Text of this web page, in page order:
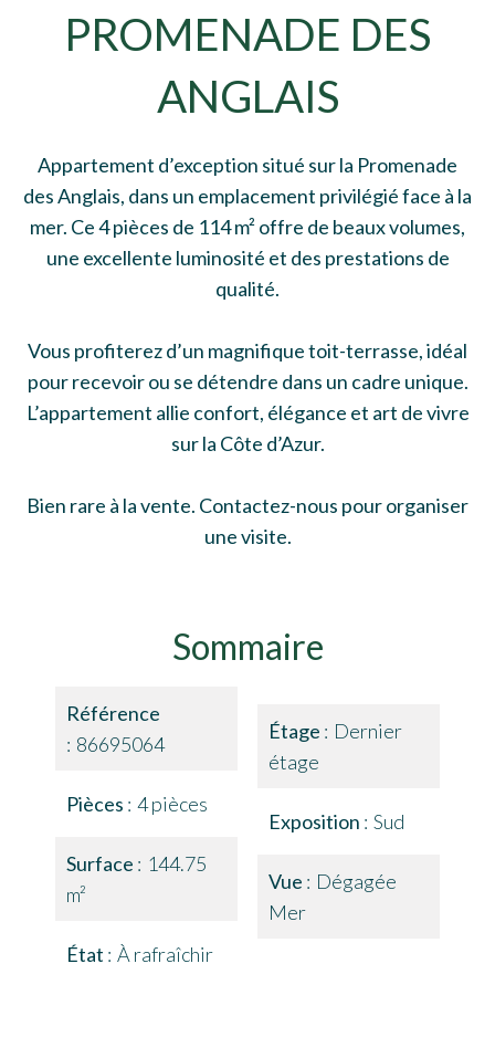
PROMENADE DES
ANGLAIS
Appartement d’exception situé sur la Promenade
des Anglais, dans un emplacement privilégié face à la
mer. Ce 4 pièces de 114 m² offre de beaux volumes,
une excellente luminosité et des prestations de
qualité.
Vous profiterez d’un magnifique toit-terrasse, idéal
pour recevoir ou se détendre dans un cadre unique.
L’appartement allie confort, élégance et art de vivre
sur la Côte d’Azur.
Bien rare à la vente. Contactez-nous pour organiser
une visite.
Sommaire
Référence
86695064
Pièces 4 pièces
Surface
144.75
m²
État À rafraîchir
Étage
Dernier
étage
Exposition Sud
Vue
Dégagée
Mer